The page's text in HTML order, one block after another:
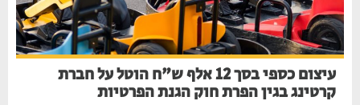
עיצום כספי בסך 12 אלף ש"ח הוטל על חברת
קרטינג בגין הפרת חוק הגנת הפרטיות